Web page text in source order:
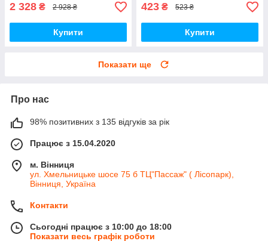
2 328 ₴ 2 928 ₴
Купити
423 ₴ 523 ₴
Купити
Показати ще
Про нас
98% позитивних з 135 відгуків за рік
Працює з 15.04.2020
м. Вінниця
ул. Хмельницьке шосе 75 б ТЦ"Пассаж" ( Лісопарк),
Вінниця, Україна
Контакти
Сьогодні працює з 10:00 до 18:00
Показати весь графік роботи